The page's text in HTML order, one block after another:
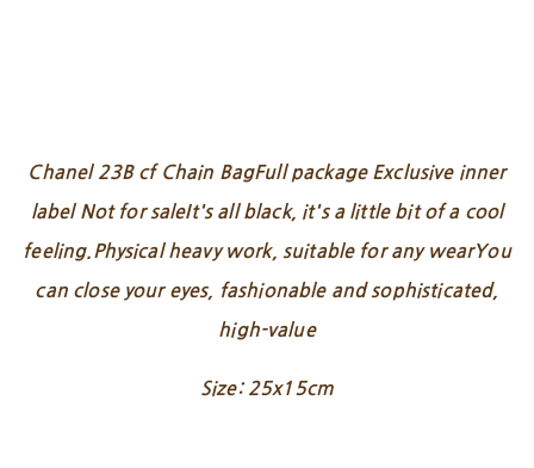
Chanel 23B cf Chain BagFull package Exclusive inner
label Not for saleIt's all black, it's a little bit of a cool
feeling.Physical heavy work, suitable for any wearYou
can close your eyes, fashionable and sophisticated,
high-value
Size: 25x15cm